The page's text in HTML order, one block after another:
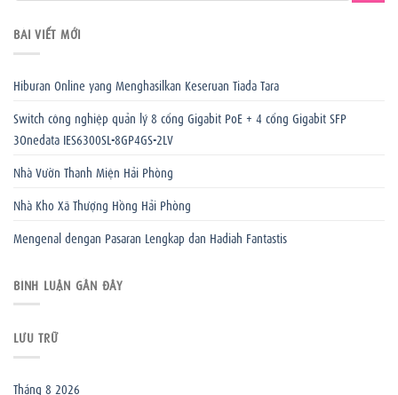
BÀI VIẾT MỚI
Hiburan Online yang Menghasilkan Keseruan Tiada Tara
Switch công nghiệp quản lý 8 cổng Gigabit PoE + 4 cổng Gigabit SFP
3Onedata IES6300SL-8GP4GS-2LV
Nhà Vườn Thanh Miện Hải Phòng
Nhà Kho Xã Thượng Hồng Hải Phòng
Mengenal dengan Pasaran Lengkap dan Hadiah Fantastis
BÌNH LUẬN GẦN ĐÂY
LƯU TRỮ
Tháng 8 2026